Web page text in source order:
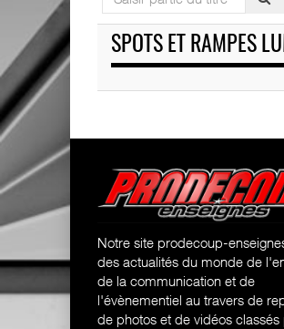
partie
du
titre
SPOTS ET RAMPES
Notre site prodecoup-
des actualités du monde de
de la communication et de
l'évènementiel au travers de
de photos et de vidéos classés